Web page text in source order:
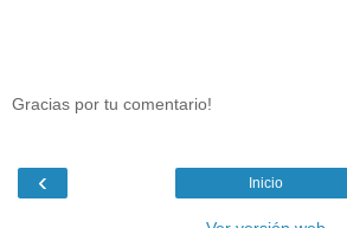
Gracias por tu comentario!
‹ Inicio